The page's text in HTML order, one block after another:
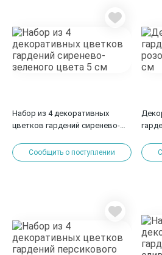
Набор из 4 декоративных
цветков гардений сиренево-
Сообщить о поступлении